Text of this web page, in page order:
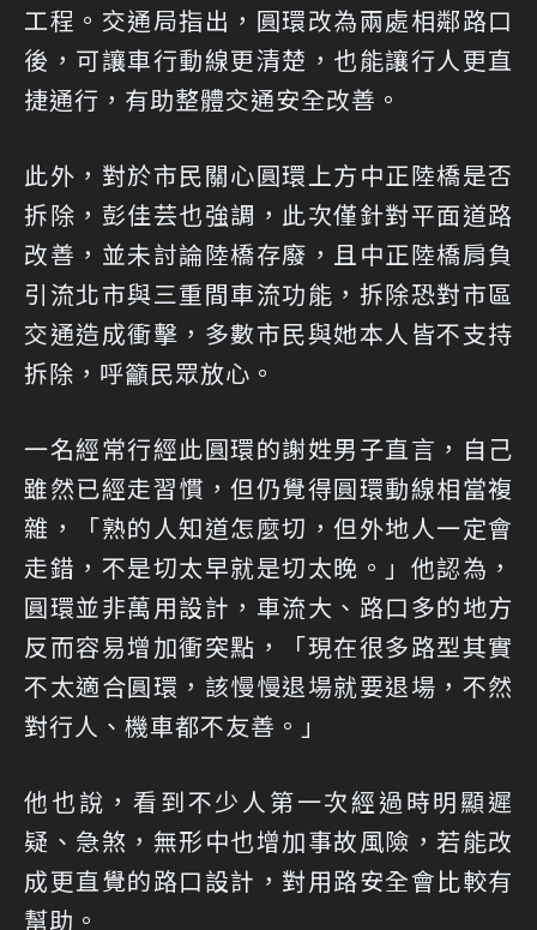
工程。交通局指出，圓環改為兩處相鄰路口
後，可讓車行動線更清楚，也能讓行人更直
捷通行，有助整體交通安全改善。
此外，對於市民關心圓環上方中正陸橋是否
拆除，彭佳芸也強調，此次僅針對平面道路
改善，並未討論陸橋存廢，且中正陸橋肩負
引流北市與三重間車流功能，拆除恐對市區
交通造成衝擊，多數市民與她本人皆不支持
拆除，呼籲民眾放心。
一名經常行經此圓環的謝姓男子直言，自己
雖然已經走習慣，但仍覺得圓環動線相當複
雜，「熟的人知道怎麼切，但外地人一定會
走錯，不是切太早就是切太晚。」他認為，
圓環並非萬用設計，車流大、路口多的地方
反而容易增加衝突點，「現在很多路型其實
不太適合圓環，該慢慢退場就要退場，不然
對行人、機車都不友善。」
他也說，看到不少人第一次經過時明顯遲
疑、急煞，無形中也增加事故風險，若能改
成更直覺的路口設計，對用路安全會比較有
幫助。